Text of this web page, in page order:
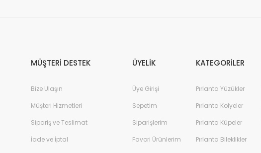
MÜŞTERİ DESTEK
Bize Ulaşın
Müşteri Hizmetleri
Sipariş ve Teslimat
İade ve İptal
ÜYELİK
Üye Girişi
Sepetim
Siparişlerim
Favori Ürünlerim
KATEGORİLER
Pırlanta Yüzükler
Pırlanta Kolyeler
Pırlanta Küpeler
Pırlanta Bileklikler